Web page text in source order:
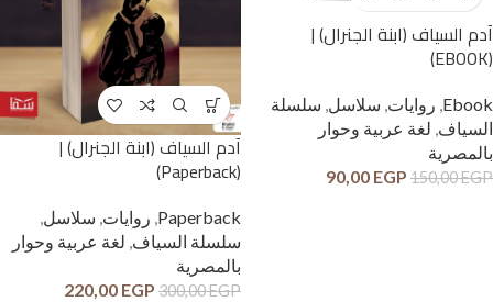
آدم السياف (ابنة الجنرال) |
(EBOOK)
Ebook
, روايات, سلاسل, سلسلة
السياف, لغة عربية وحوار
بالمصرية
150,00EGP
90,00 EGP
آدم السياف (ابنة الجنرال) |
(Paperback)
Paperback
, روايات, سلاسل,
سلسلة السياف, لغة عربية وحوار
بالمصرية
300,00EGP
220,00 EGP